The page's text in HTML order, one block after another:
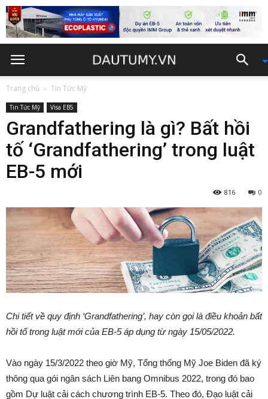
Trang chủ Tin Tức Mỹ
Tin Tức Mỹ Visa EB5
Grandfathering là gì? Bất hồi
tố ‘Grandfathering’ trong luật
EB-5 mới
0
816
Chi tiết về quy định ‘Grandfathering’, hay còn gọi là điều khoản bất
hồi tố trong luật mới của EB-5 áp dụng từ ngày 15/05/2022.
Vào ngày 15/3/2022 theo giờ Mỹ, Tổng thống Mỹ Joe Biden đã ký
thông qua gói ngân sách Liên bang Omnibus 2022, trong đó bao
gồm Dự luật cải cách chương trình EB-5. Theo đó, Đạo luật cải